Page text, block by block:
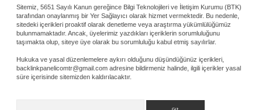
Sitemiz, 5651 Sayılı Kanun gereğince Bilgi Teknolojileri ve İletişim Kurumu (BTK)
tarafından onaylanmış bir Yer Sağlayıcı olarak hizmet vermektedir. Bu nedenle,
sitedeki içerikleri proaktif olarak denetleme veya araştırma yükümlülüğümüz
bulunmamaktadır. Ancak, üyelerimiz yazdıkları içeriklerin sorumluluğunu
taşımakta olup, siteye üye olarak bu sorumluluğu kabul etmiş sayılırlar.
Hukuka ve yasal düzenlemelere aykırı olduğunu düşündüğünüz içerikleri,
backlinkpanelicomtr@gmail.com adresine bildirmeniz halinde, ilgili içerikler yasal
süre içerisinde sitemizden kaldırılacaktır.